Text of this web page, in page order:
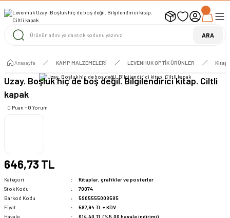
UYARI ! KARGOLAR 13 TEMMUZ 2026 YAPILACAK
1000 TL ve Üzeri Ücretsiz Kargo
ARA
Anasayfa KAMP MALZEMELERİ LEVENHUK OPTİK ÜRÜNLER
Uzay. Boşluk hiç de boş değil. Bilgilendirici kitap. Ciltli
kapak
0 Puan - 0 Yorum
646,73 TL
Kategori
Kitaplar, grafikler ve posterler
Stok Kodu
70074
Barkod Kodu
5905555008585
Fiyat
587,94 TL + KDV
Havale
614,40 TL (%5,00 havale indirimi)